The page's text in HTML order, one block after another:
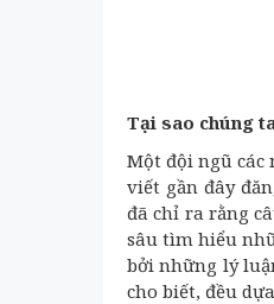
Tại sao chúng
Một đội ngũ
viết gần đây
đã chỉ ra rằng
sâu tìm hiểu
bởi những lý
cho biết, đều